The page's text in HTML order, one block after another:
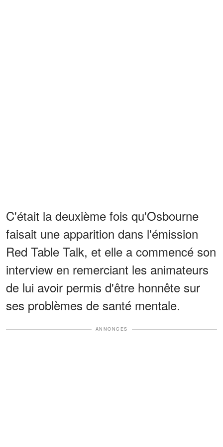
C'était la deuxième fois qu'Osbourne
faisait une apparition dans l'émission
Red Table Talk, et elle a commencé son
interview en remerciant les animateurs
de lui avoir permis d'être honnête sur
ses problèmes de santé mentale.
ANNONCES